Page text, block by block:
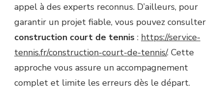
appel à des experts reconnus. D’ailleurs, pour
garantir un projet fiable, vous pouvez consulter
construction court de tennis : https://service-
tennis.fr/construction-court-de-tennis/. Cette
approche vous assure un accompagnement
complet et limite les erreurs dès le départ.